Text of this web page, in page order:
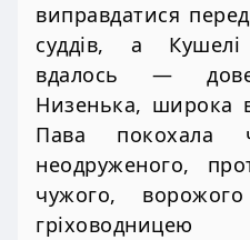
виправдатися
суддів, а
вдалось —
Низенька, широка
Пава покохала
неодруженого,
чужого,